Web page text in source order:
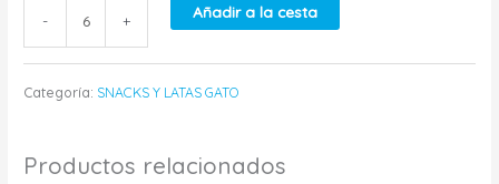
- + Añadir a la cesta
Categoría: SNACKS Y LATAS GATO
Productos relacionados